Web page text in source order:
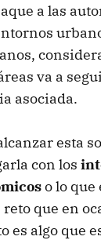
a las
va a
asociada.
esta
con los
o lo que
reto que en
es algo que